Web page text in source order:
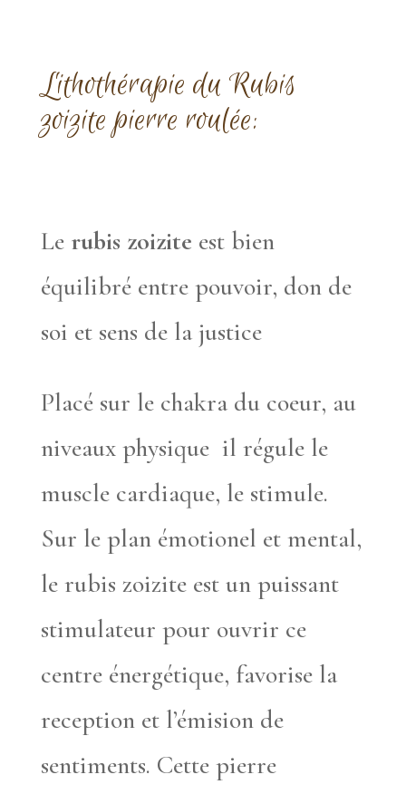
Lithothérapie du Rubis
zoizite pierre roulée:
Le rubis zoizite est bien
équilibré entre pouvoir, don de
soi et sens de la justice
Placé sur le chakra du coeur, au
niveaux physique il régule le
muscle cardiaque, le stimule.
Sur le plan émotionel et mental,
le rubis zoizite est un puissant
stimulateur pour ouvrir ce
centre énergétique, favorise la
reception et l’émision de
sentiments. Cette pierre